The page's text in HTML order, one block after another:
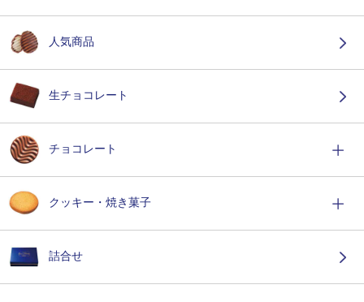
人気商品
生チョコレート
チョコレート
クッキー・焼き菓子
詰合せ